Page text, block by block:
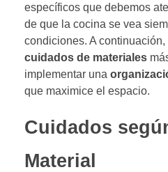
específicos que debemos
de que la cocina se vea
condiciones. A
cuidados de materiales
implementar una
que maximice el espacio.
Cuidados
Material